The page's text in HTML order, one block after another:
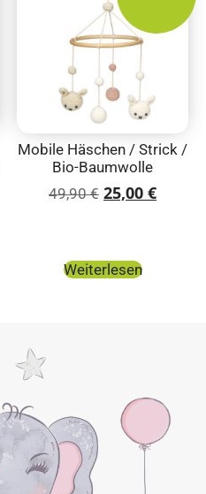
Mobile Häschen / Strick /
Bio-Baumwolle
49,90€ 25,00 €
Weiterlesen